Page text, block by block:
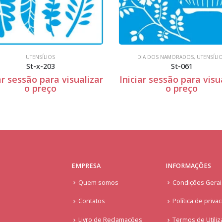
UTENSÍLIOS
St-x-203
sessão para visualizar
o preço
DIA DOS NAMORADOS,UTENSÍLIOS
St-061
Iniciar sessão para
o preço
EMPRESA
Quem somos
Contatos
Livro de Reclamações
INFORMAÇÕES
Condições
Política de
Termos de